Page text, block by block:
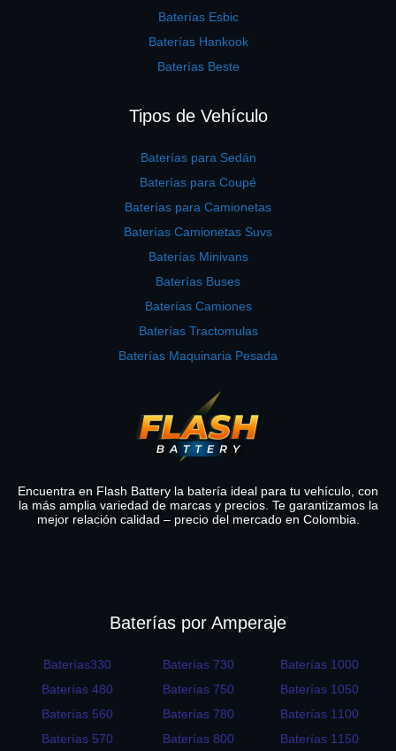
Baterías Esbic
Baterías Hankook
Baterías Beste
Tipos de Vehículo
Baterías para Sedán
Baterías para Coupé
Baterías para Camionetas
Baterías Camionetas Suvs
Baterías Minivans
Baterías Buses
Baterías Camiones
Baterías Tractomulas
Baterías Maquinaria Pesada
Encuentra en Flash Battery la batería ideal para tu vehículo, con
la más amplia variedad de marcas y precios. Te garantizamos la
mejor relación calidad – precio del mercado en Colombia.
Baterías por Amperaje
Baterías330
Baterías 480
Baterías 560
Baterías 570
Baterías 730
Baterías 750
Baterías 780
Baterías 800
Baterías 1000
Baterías 1050
Baterías 1100
Baterías 1150